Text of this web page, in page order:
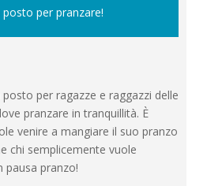
posto per pranzare!
posto per ragazze e raggazzi delle
pranzare in tranquillità. È
venire a mangiare il suo pranzo
chi semplicemente vuole
pausa pranzo!